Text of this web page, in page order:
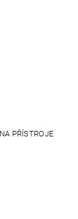
PŘÍSTROJE